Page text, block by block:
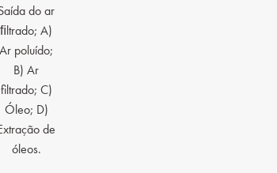
do ar
ﬁltrado; A)
Ar poluído;
B) Ar
filtrado; C)
Óleo; D)
de
óleos.